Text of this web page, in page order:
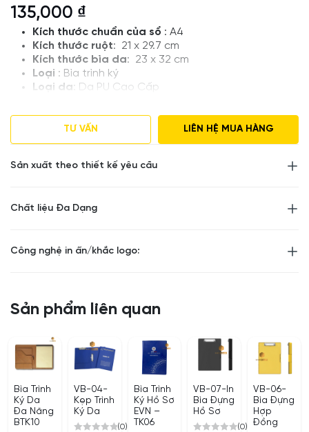
135,000 ₫
Kích thước chuẩn của sổ : A4
Kích thước ruột: 21 x 29.7 cm
Kích thước bìa da: 23 x 32 cm
Loại : Bìa trình ký
Loại da: Da PU Cao Cấp
Giá tham khảo , Số lượng đặt hàng tối thiểu 50 bìa
Số lượng khác vui lòng liên hệ để được tư vấn
TƯ VẤN LIÊN HỆ MUA HÀNG
Sản xuất theo thiết kế yêu cầu
Chất liệu Đa Dạng
Công nghệ in ấn/khắc logo:
Sản phẩm liên quan
Bìa Trình
Ký Da
Đa Năng
BTK10
VB-04-
Kẹp Trình
Ký Da
(0)
Bìa Trình
Ký Hồ Sơ
EVN –
TK06
VB-07-In
Bìa Đựng
Hồ Sơ
(0)
VB-06-
Bìa Đựng
Hợp
Đồng